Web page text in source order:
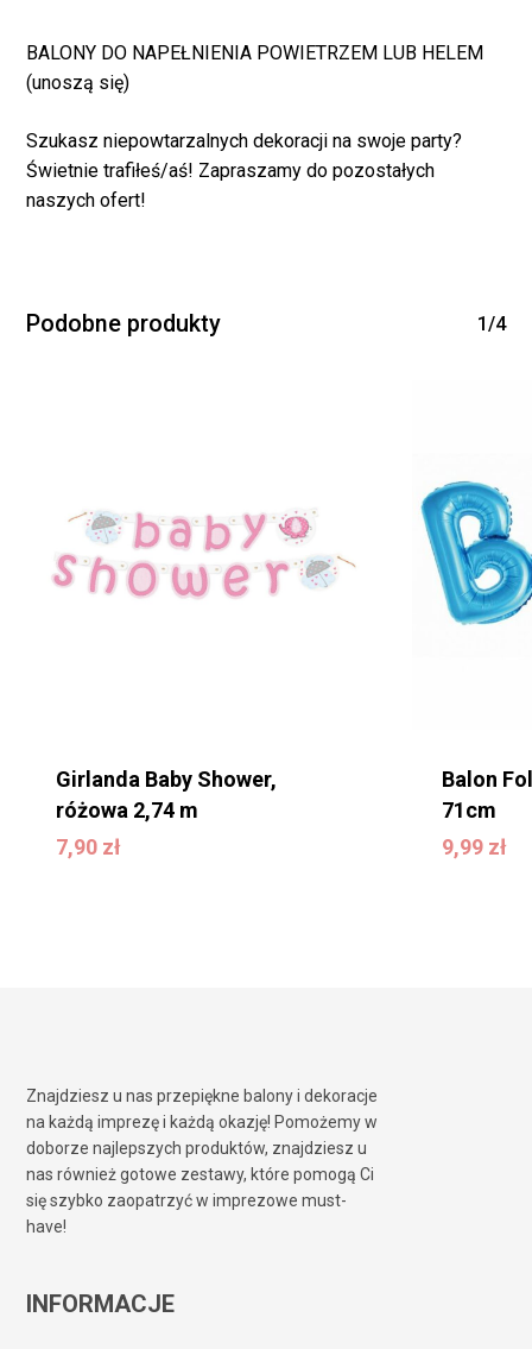
BALONY DO NAPEŁNIENIA POWIETRZEM LUB HELEM
(unoszą się)
Szukasz niepowtarzalnych dekoracji na swoje party?
Świetnie trafiłeś/aś! Zapraszamy do pozostałych
naszych ofert!
Podobne produkty 1/4
Girlanda Baby Shower,
różowa 2,74 m
7,90 zł
7,90
Balon
71cm
9,99 zł
9,99
Znajdziesz u nas przepiękne balony i dekoracje
na każdą imprezę i każdą okazję! Pomożemy w
doborze najlepszych produktów, znajdziesz u
nas również gotowe zestawy, które pomogą Ci
się szybko zaopatrzyć w imprezowe must-
have!
INFORMACJE